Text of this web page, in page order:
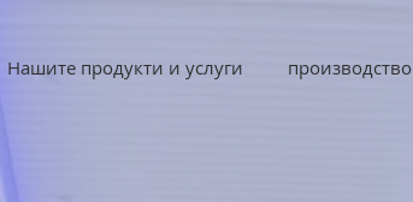
Нашите продукти и услуги производство